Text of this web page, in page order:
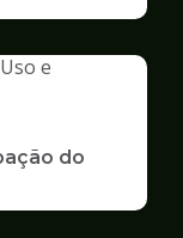
do